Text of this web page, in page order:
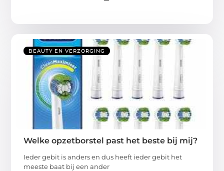
BEAUTY EN VERZORGING
Welke opzetborstel past het beste bij mij?
Ieder gebit is anders en dus heeft ieder gebit het
meeste baat bij een ander